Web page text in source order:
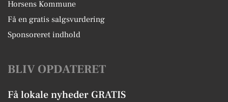
Horsens Kommune
Få en gratis salgsvurdering
Sponsoreret indhold
BLIV OPDATERET
Få lokale nyheder GRATIS